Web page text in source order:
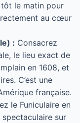
tôt le matin pour
au cœur
: Consacrez
le lieu exact de
en 1608, et
C’est une
française.
le Funiculaire en
sur